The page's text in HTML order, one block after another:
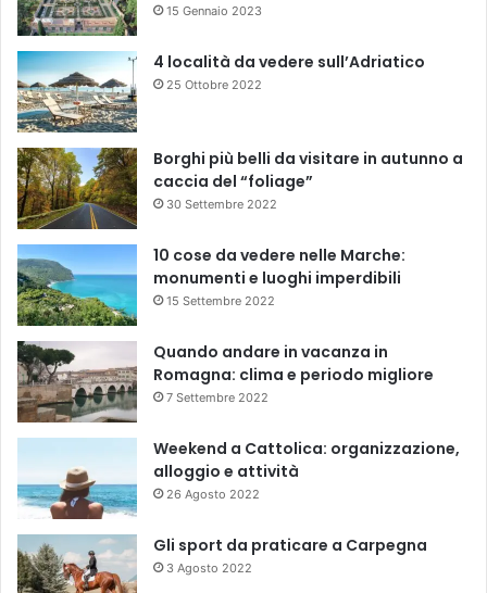
15 Gennaio 2023
4 località da vedere sull’Adriatico
25 Ottobre 2022
Borghi più belli da visitare in autunno a
caccia del “foliage”
30 Settembre 2022
10 cose da vedere nelle Marche:
monumenti e luoghi imperdibili
15 Settembre 2022
Quando andare in vacanza in
Romagna: clima e periodo migliore
7 Settembre 2022
Weekend a Cattolica: organizzazione,
alloggio e attività
26 Agosto 2022
Gli sport da praticare a Carpegna
3 Agosto 2022